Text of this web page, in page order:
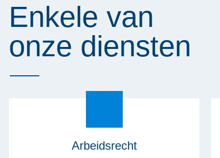
Enkele van
onze diensten
Arbeidsrecht